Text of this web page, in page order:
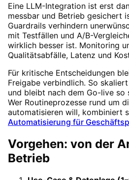
Eine LLM-Integration ist erst
messbar und Betrieb gesichert
Guardrails verhindern
mit Testfällen und A/B-
wirklich besser ist. Monitoring
Qualitätsabfälle, Latenz und
Für kritische Entscheidungen
Freigabe verbindlich. So
und bleibt nach dem Go-live so
Wer Routineprozesse rund um
automatisieren will, kombiniert
Automatisierung für
Vorgehen: von der
Betrieb